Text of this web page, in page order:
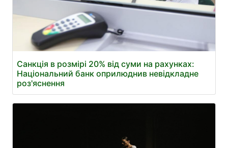
Санкція в розмірі 20% від суми на рахунках:
Національний банк оприлюднив невідкладне
роз'яснення